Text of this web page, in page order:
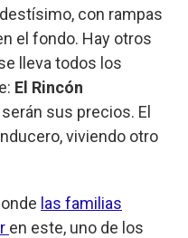
con rampas
el fondo. Hay otros
lleva todos los
El Rincón
sus precios. El
viviendo otro
las familias
en este, uno de los